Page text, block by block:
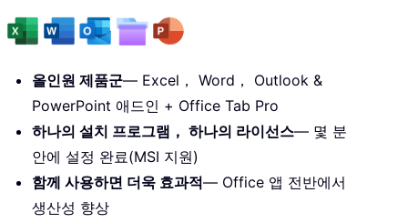
올인원 제품군— Excel， Word， Outlook &
PowerPoint 애드인 + Office Tab Pro
하나의 설치 프로그램， 하나의 라이선스— 몇 분
안에 설정 완료(MSI 지원)
함께 사용하면 더욱 효과적— Office 앱 전반에서
생산성 향상